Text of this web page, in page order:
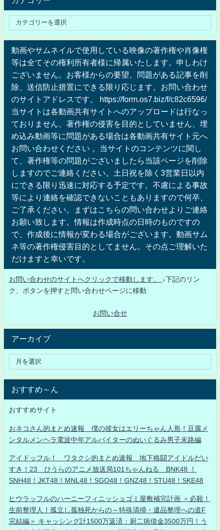
動画やサムネイルで使用している映像の著作権や肖像権
等は全てその権利所有者様に帰属いたします。申しわけ
ございません。お客様からの要望、問題がある記事を削
除、送信防止措置にできる限り応じます。お問い合わせ
のサイトアドレスです。 https://form.os7.biz/f/c82c6596/
当サイトは各動画共有サイトへのアップロードは行なっ
ておりません、著作権の侵害を目的としていません、埋
め込み動画等に問題がある場合は各動画共有サイト元へ
お問い合わせください 。当サイトのコンテンツに関し
て、著作権等の問題がございましたら当該ページを削除
しますのでご連絡ください。土日祝を除く3営業日以内
にできる限り迅速に対応する予定です。不慮による事故
等により連絡を確認できないこともありますので何卒、
ご了承ください。まずはこちらの問い合わせよりご連絡
お願い致します。情報は作成時点の日時のものですの
で、作成後に情報が変わる場合がございます。動画サム
ネ等の著作権侵害目的としてません。その点ご理解いた
だけますと幸いです。
お問い合わせのサイトへクリックで移動します。
↓下記のリン
ク、ボタンを押すと問い合わせページに移動
お問い合せ
アーカイブ
おすすめ～ん
おすすめサイト
おネコさん的まとめ速報 僕の彼女はエリーちゃん人形！豆腐メ
ンタルメンヘラ電波中年アルバイターのぬいぐるみ男子末路編
アイドッフル！ ワタクシ的まとめ速報 地下格闘アイドルだい
すき！23 ひうらのアニメ放送局101ちゃんねる BNK48 ！
SNH48！JKT48！MNL48！SGO48！GNZ48！STU48！SKE48
ヒウラッフルのハーニーフィニッシュゴミ屋敷補完計画 ＜必殺！
生前整理人！孤立し孤独死からの～特殊清掃・遺品整理への道F
完結編＞ キャッシング計1500万返済：厨二病借金3500万円！う